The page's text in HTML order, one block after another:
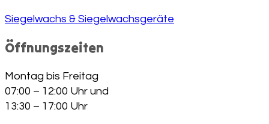
Siegelwachs & Siegelwachsgeräte
Öffnungszeiten
Montag bis Freitag
07:00 – 12:00 Uhr und
13:30 – 17:00 Uhr